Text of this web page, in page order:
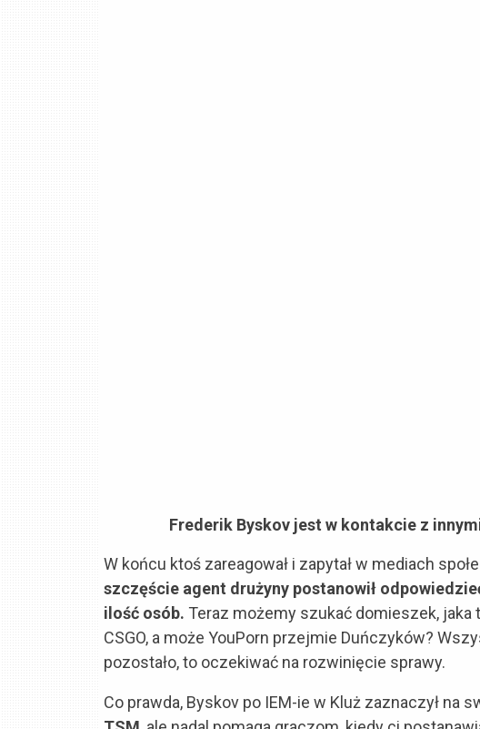
Frederik Byskov jest w kontakcie z
W końcu ktoś zareagował i zapytał w mediach
szczęście agent drużyny postanowił
ilość osób. Teraz możemy szukać domieszek, jaka
CSGO, a może YouPorn przejmie Duńczyków?
pozostało, to oczekiwać na rozwinięcie sprawy.
Co prawda, Byskov po IEM-ie w Kluż zaznaczył na